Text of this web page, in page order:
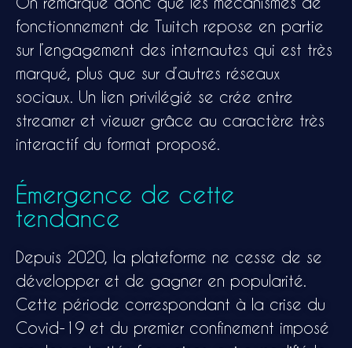
fonctionnement de Twitch repose en partie
sur l’engagement des internautes qui est très
marqué, plus que sur d’autres réseaux
sociaux. Un lien privilégié se crée entre
streamer et viewer grâce au caractère très
interactif du format proposé.
Émergence de cette
tendance
Depuis 2020, la plateforme ne cesse de se
développer et de gagner en popularité.
Cette période correspondant à la crise du
Covid-19 et du premier confinement imposé